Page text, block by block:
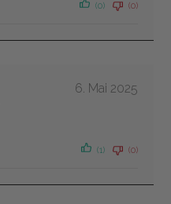
(0) (0)
6. Mai 2025
(1) (0)